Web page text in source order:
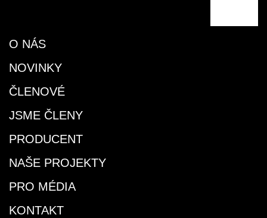
O NÁS
NOVINKY
ČLENOVÉ
JSME ČLENY
PRODUCENT
NAŠE PROJEKTY
PRO MÉDIA
KONTAKT